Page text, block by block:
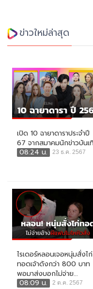
ข่าวใหม่ล่าสุด
เปิด 10 ฉายาดาราประจำปี
67 จากสมาคมนักข่าวบันเ
08:24 น.
23 ธ.ค. 2567
ไรเดอร์หลอนเจอหนุ่มสั่งไก่
ทอดเจ้าดังกว่า 800 บาท
พอมาส่งบอกไม่จ่าย...
08:09 น.
2 ต.ค. 2567